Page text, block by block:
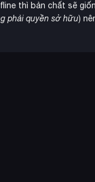
cộng đồng đa nền tảng
thì bản chất sẽ
phải quyền sở hữu)